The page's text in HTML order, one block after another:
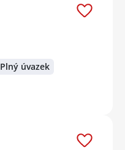
Plný úvazek